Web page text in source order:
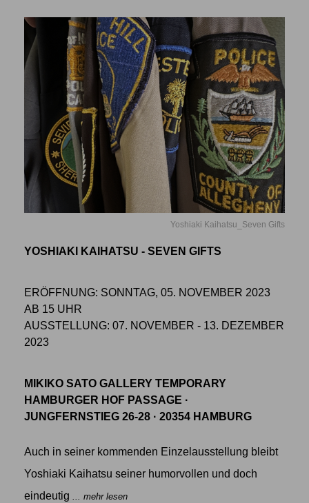
Yoshiaki Kaihatsu_Seven Gifts
YOSHIAKI KAIHATSU - SEVEN GIFTS
ERÖFFNUNG: SONNTAG, 05. NOVEMBER 2023
AB 15 UHR
AUSSTELLUNG: 07. NOVEMBER - 13. DEZEMBER
2023
MIKIKO SATO GALLERY TEMPORARY
HAMBURGER HOF PASSAGE ·
JUNGFERNSTIEG 26-28 · 20354 HAMBURG
Auch in seiner kommenden Einzelausstellung bleibt
Yoshiaki Kaihatsu seiner humorvollen und doch
eindeutig ... mehr lesen